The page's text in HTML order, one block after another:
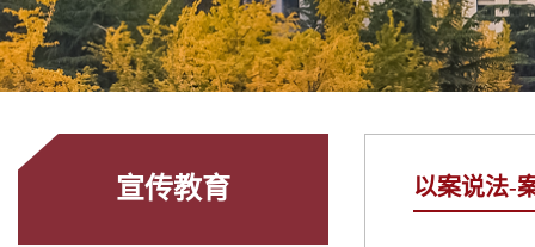
宣传教育 以案说法-